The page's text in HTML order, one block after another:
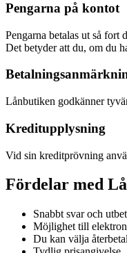
Pengarna på kontot
Pengarna betalas ut så fort
Det betyder att du, om du
Lånbutiken godkänner
Kreditupplysning
Vid sin kreditprövning
Fördelar med
Snabbt svar och
Möjlighet till
Du kan välja